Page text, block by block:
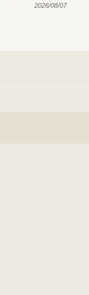
2026/08/07